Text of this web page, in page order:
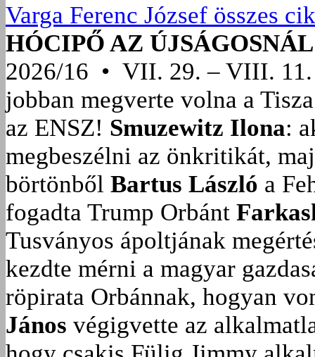
Varga Ferenc József összes
HÓCIPŐ AZ ÚJSÁGOSNÁL
2026/16 • VII. 29. – VIII. 11.
jobban megverte volna a
az ENSZ! Smuzewitz Ilona:
megbeszélni az önkritikát,
börtönből Bartus László a
fogadta Trump Orbánt
Tusványos ápoltjának
kezdte mérni a magyar
röpirata Orbánnak, hogyan
János végigvette az